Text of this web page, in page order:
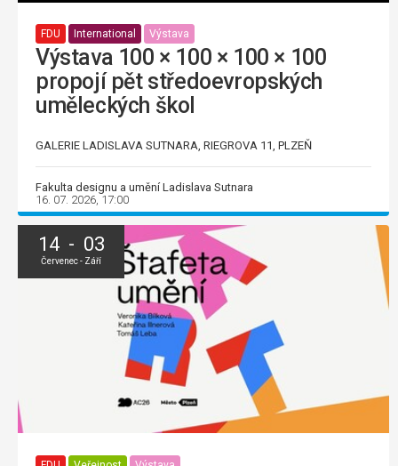
FDU International Výstava
Výstava 100 × 100 × 100 × 100
propojí pět středoevropských
uměleckých škol
GALERIE LADISLAVA SUTNARA, RIEGROVA 11, PLZEŇ
Fakulta designu a umění Ladislava Sutnara
16. 07. 2026, 17:00
14 - 03
Červenec - Září